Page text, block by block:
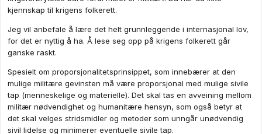
kjennskap til krigens folkerett.
Jeg vil anbefale å lære det helt grunnleggende i internasjonal lov,
for det er nyttig å ha. Å lese seg opp på krigens folkerett går
ganske raskt.
Spesielt om proporsjonalitetsprinsippet, som innebærer at den
mulige militære gevinsten må være proporsjonal med mulige sivile
tap (menneskelige og materielle). Det skal tas en avveining mellom
militær nødvendighet og humanitære hensyn, som også betyr at
det skal velges stridsmidler og metoder som unngår unødvendig
sivil lidelse og minimerer eventuelle sivile tap.